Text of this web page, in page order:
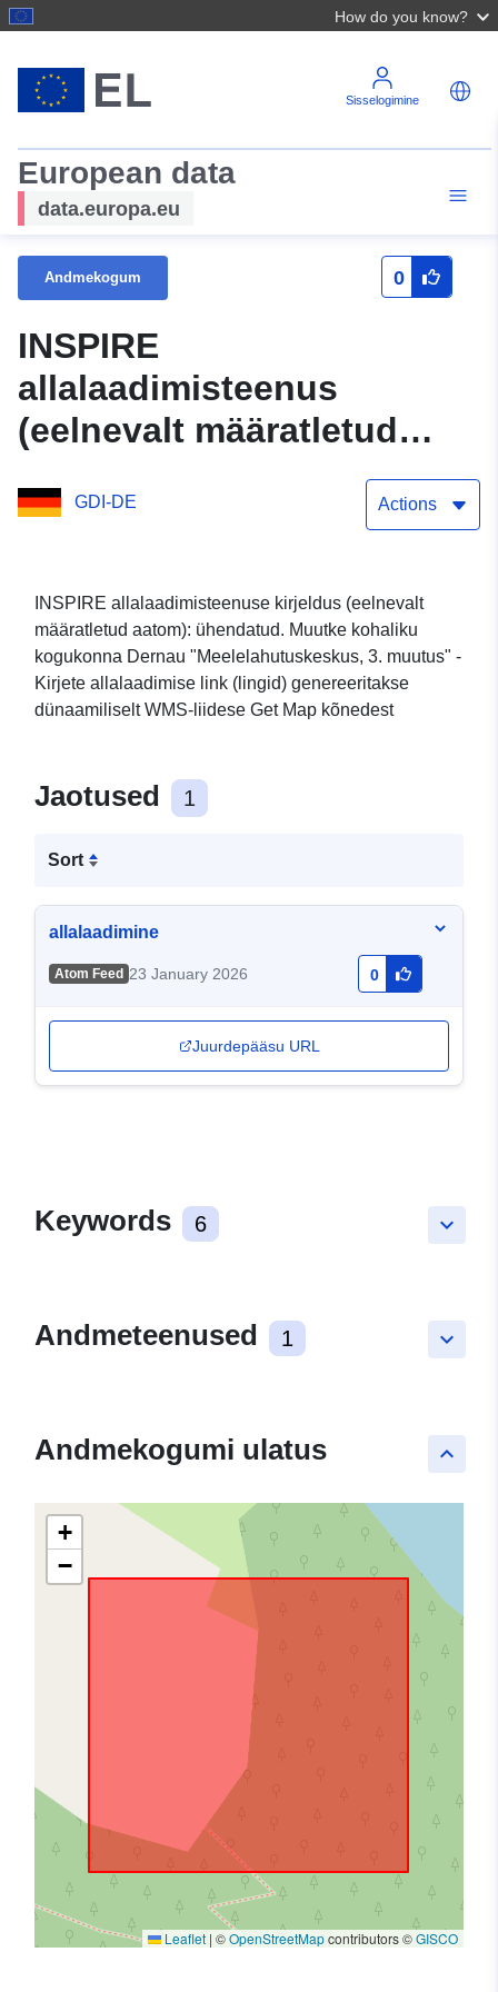
How do you know?
Sisselogimine
European data
data.europa.eu
Andmekogum 0
INSPIRE
allalaadimisteenus
(eelnevalt määratletud
ATOM) andmekogumile
Vaba aja keskus 3.
GDI-DE Actions
INSPIRE allalaadimisteenuse kirjeldus (eelnevalt
määratletud aatom): ühendatud. Muutke kohaliku
kogukonna Dernau "Meelelahutuskeskus, 3. muutus" -
Kirjete allalaadimise link (lingid) genereeritakse
dünaamiliselt WMS-liidese Get Map kõnedest
Jaotused 1
Sort
allalaadimine
Atom Feed 23 January 2026 0
Juurdepääsu URL
keyboard_arrow_down
Keywords 6
keyboard_arrow_down
Andmeteenused 1
keyboard_arrow_up
Andmekogumi ulatus
+
−
Leaflet | ©OpenStreetMapcontributors ©GISCO